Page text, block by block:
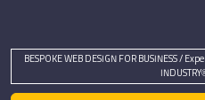
BESPOKE WEB DESIGN FOR BUSINESS /